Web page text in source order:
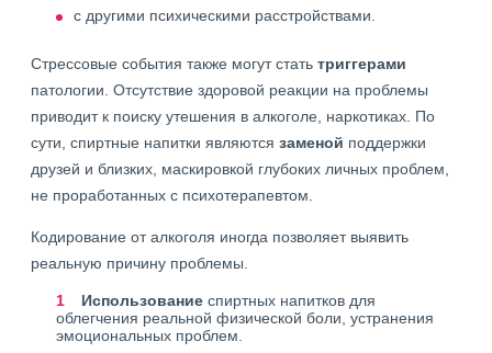
с другими психическими расстройствами.
Стрессовые события также могут стать триггерами
патологии. Отсутствие здоровой реакции на проблемы
приводит к поиску утешения в алкоголе, наркотиках. По
сути, спиртные напитки являются заменой поддержки
друзей и близких, маскировкой глубоких личных проблем,
не проработанных с психотерапевтом.
Кодирование от алкоголя иногда позволяет выявить
реальную причину проблемы.
Использование спиртных напитков для
облегчения реальной физической боли, устранения
эмоциональных проблем.